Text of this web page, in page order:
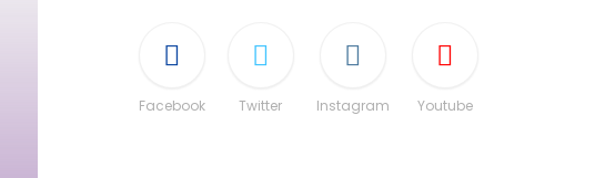
Facebook Twitter Instagram Youtube